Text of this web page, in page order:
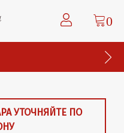
0
УТОЧНЯЙТЕ ПО